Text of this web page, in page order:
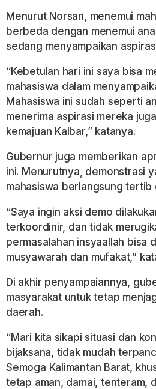
Menurut Norsan, menemui
berbeda dengan menemui
sedang menyampaikan
“Kebetulan hari ini saya bisa
mahasiswa dalam
Mahasiswa ini sudah seperti
menerima aspirasi mereka
kemajuan Kalbar,” katanya.
Gubernur juga memberikan
ini. Menurutnya, demonstrasi
mahasiswa berlangsung tertib
“Saya ingin aksi demo
terkoordinir, dan tidak
permasalahan insyaallah bisa
musyawarah dan mufakat,”
Di akhir penyampaiannya,
masyarakat untuk tetap
daerah.
“Mari kita sikapi situasi dan
bijaksana, tidak mudah
Semoga Kalimantan Barat,
tetap aman, damai, tenteram,